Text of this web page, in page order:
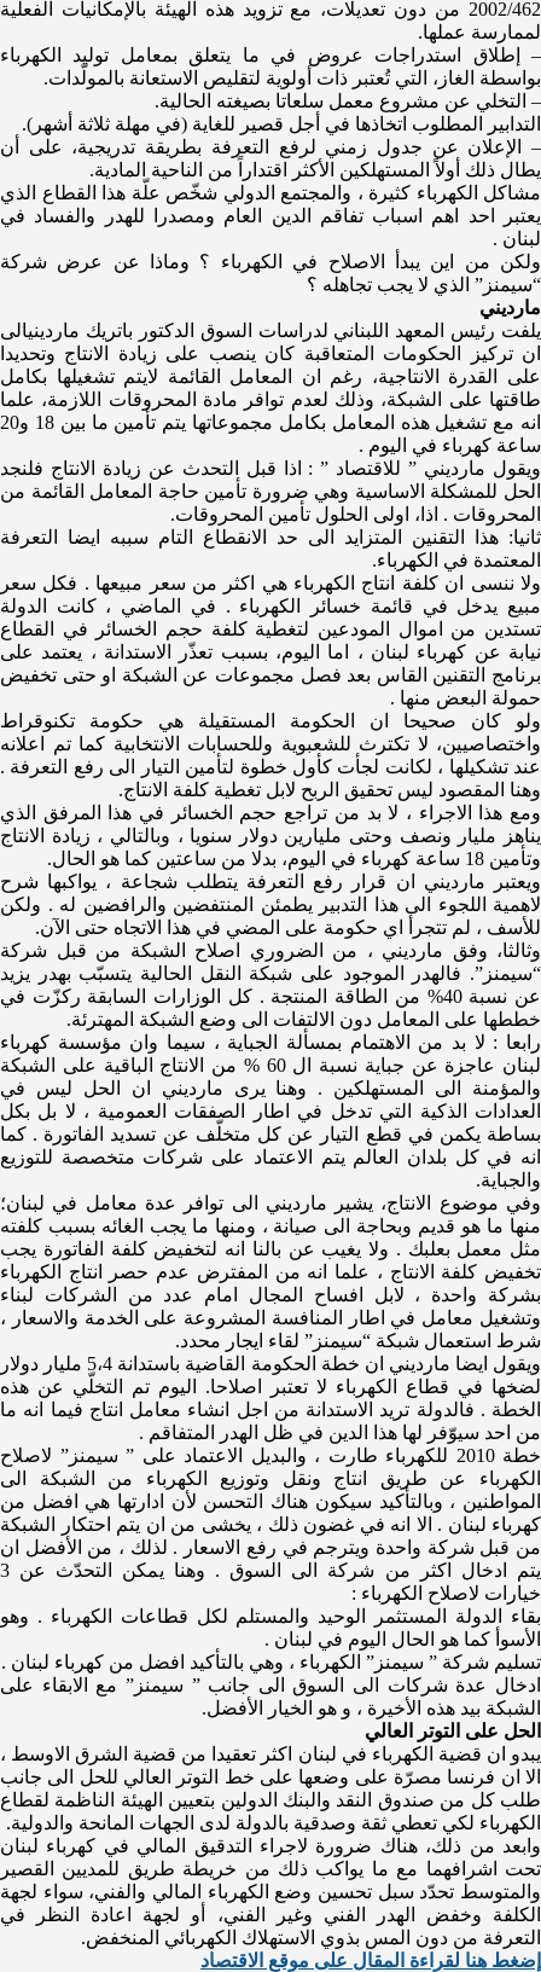
2002/462 من دون تعديلات، مع تزويد هذه الهيئة بالإمكانيات الفعلية
لممارسة عملها.
– إطلاق استدراجات عروض في ما يتعلق بمعامل ​توليد الكهرباء​
بواسطة الغاز، التي تُعتبر ذات أولوية لتقليص الاستعانة بالمولّدات.
– التخلي عن مشروع معمل سلعاتا بصيغته الحالية.
التدابير المطلوب اتخاذها في أجل قصير للغاية (في مهلة ثلاثة أشهر).
– الإعلان عن جدول زمني لرفع التعرفة بطريقة تدريجية، على أن
يطال ذلك أولاً المستهلكين الأكثر اقتداراً من الناحية المادية.
مشاكل الكهرباء كثيرة ، و​المجتمع الدولي​ شخّص علّة هذا القطاع الذي
يعتبر احد اهم اسباب تفاقم الدين العام ومصدرا للهدر والفساد في
لبنان .
ولكن من اين يبدأ الاصلاح في الكهرباء ؟ وماذا عن عرض شركة
“سيمنز” الذي لا يجب تجاهله ؟
مارديني
يلفت رئيس المعهد اللبناني لدراسات السوق الدكتور ​باتريك مارديني​الى
ان تركيز الحكومات المتعاقبة كان ينصب على زيادة الانتاج وتحديدا
على القدرة الانتاجية، رغم ان المعامل القائمة لايتم تشغيلها بكامل
طاقتها على الشبكة، وذلك لعدم توافر مادة ​المحروقات​ اللازمة، علما
انه مع تشغيل هذه المعامل بكامل مجموعاتها يتم تأمين ما بين 18 و20
ساعة كهرباء في اليوم .
ويقول مارديني ” للاقتصاد ” : اذا قبل التحدث عن زيادة الانتاج فلنجد
الحل للمشكلة الاساسية وهي ضرورة تأمين حاجة المعامل القائمة من
المحروقات . اذا، اولى الحلول تأمين المحروقات.
ثانيا: هذا التقنين المتزايد الى حد الانقطاع التام سببه ايضا التعرفة
المعتمدة في الكهرباء.
ولا ننسى ان كلفة ​انتاج الكهرباء​ هي اكثر من سعر مبيعها . فكل سعر
مبيع يدخل في قائمة خسائر الكهرباء . في الماضي ، كانت الدولة
تستدين من اموال المودعين لتغطية كلفة حجم الخسائر في القطاع
نيابة عن كهرباء لبنان ، اما اليوم، بسبب تعذّر الاستدانة ، يعتمد على
برنامج التقنين القاس بعد فصل مجموعات عن الشبكة او حتى تخفيض
حمولة البعض منها .
ولو كان صحيحا ان الحكومة المستقيلة هي حكومة تكنوقراط
واختصاصيين، لا تكترث للشعبوية وللحسابات الانتخابية كما تم اعلانه
عند تشكيلها ، لكانت لجأت كأول خطوة لتأمين التيار الى رفع التعرفة .
وهنا المقصود ليس تحقيق الربح لابل تغطية كلفة الانتاج.
ومع هذا الاجراء ، لا بد من تراجع حجم الخسائر في هذا المرفق الذي
يناهز مليار ونصف وحتى مليارين دولار سنويا ، وبالتالي ، زيادة الانتاج
وتأمين 18 ساعة كهرباء في اليوم، بدلا من ساعتين كما هو الحال.
ويعتبر مارديني ان قرار رفع التعرفة يتطلب شجاعة ، يواكبها شرح
لاهمية اللجوء الى هذا التدبير يطمئن المنتفضين والرافضين له . ولكن
للأسف ، لم تتجرأ اي حكومة على المضي في هذا الاتجاه حتى الآن.
وثالثا، وفق مارديني ، من الضروري اصلاح الشبكة من قبل شركة
“سيمنز”. فالهدر الموجود على شبكة النقل الحالية يتسبّب بهدر يزيد
عن نسبة 40% من الطاقة المنتجة . كل الوزارات السابقة ركزّت في
خططها على المعامل دون الالتفات الى وضع الشبكة المهترئة.
رابعا : لا بد من الاهتمام بمسألة الجباية ، سيما وان مؤسسة كهرباء
لبنان عاجزة عن جباية نسبة ال 60 % من الانتاج الباقية على الشبكة
والمؤمنة الى المستهلكين . وهنا يرى مارديني ان الحل ليس في
العدادات الذكية التي تدخل في اطار الصفقات العمومية ، لا بل بكل
بساطة يكمن في قطع التيار عن كل متخلّف عن تسديد الفاتورة . كما
انه في كل بلدان العالم يتم الاعتماد على شركات متخصصة للتوزيع
والجباية.
وفي موضوع الانتاج، يشير مارديني الى توافر عدة معامل في لبنان؛
منها ما هو قديم وبحاجة الى صيانة ، ومنها ما يجب الغائه بسبب كلفته
مثل معمل بعلبك . ولا يغيب عن بالنا انه لتخفيض كلفة الفاتورة يجب
تخفيض كلفة الانتاج ، علما انه من المفترض عدم حصر انتاج الكهرباء
بشركة واحدة ، لابل افساح المجال امام عدد من الشركات لبناء
وتشغيل معامل في اطار المنافسة المشروعة على الخدمة والاسعار ،
شرط استعمال شبكة “سيمنز” لقاء ايجار محدد.
ويقول ايضا مارديني ان خطة الحكومة القاضية باستدانة 5،4 مليار دولار
لضخها في قطاع الكهرباء لا تعتبر اصلاحا. اليوم تم التخلّي عن هذه
الخطة . فالدولة تريد الاستدانة من اجل انشاء معامل انتاج فيما انه ما
من احد سيوّفر لها هذا الدين في ظل الهدر المتفاقم .
خطة 2010 للكهرباء طارت ، والبديل الاعتماد على ” سيمنز” لاصلاح
الكهرباء عن طريق انتاج ونقل وتوزيع الكهرباء من الشبكة الى
المواطنين ، وبالتأكيد سيكون هناك التحسن لأن ادارتها هي افضل من
كهرباء لبنان . الا انه في غضون ذلك ، يخشى من ان يتم احتكار الشبكة
من قبل شركة واحدة ويترجم في رفع الاسعار . لذلك ، من الأفضل ان
يتم ادخال اكثر من شركة الى السوق . وهنا يمكن التحدّث عن 3
خيارات لاصلاح الكهرباء :
بقاء الدولة المستثمر الوحيد والمستلم لكل قطاعات الكهرباء . وهو
الأسوأ كما هو الحال اليوم في لبنان .
تسليم شركة ” سيمنز” الكهرباء ، وهي بالتأكيد افضل من كهرباء لبنان .
ادخال عدة شركات الى السوق الى جانب ” سيمنز” مع الابقاء على
الشبكة بيد هذه الأخيرة ، و هو الخيار الأفضل.
الحل على التوتر العالي
يبدو ان قضية الكهرباء في لبنان اكثر تعقيدا من قضية ​الشرق الاوسط​ ،
الا ان ​فرنسا​ مصرّة على وضعها على خط التوتر العالي للحل الى جانب
طلب كل من ​صندوق النقد​ والبنك الدولين بتعيين الهيئة الناظمة لقطاع
الكهرباء لكي تعطي ثقة وصدقية بالدولة لدى الجهات المانحة والدولية.
وابعد من ذلك، هناك ضرورة لاجراء التدقيق المالي في كهرباء لبنان
تحت اشرافهما مع ما يواكب ذلك من خريطة طريق للمديين القصير
والمتوسط تحدّد سبل تحسين وضع الكهرباء المالي والفني، سواء لجهة
الكلفة وخفض الهدر الفني وغير الفني، أو لجهة اعادة النظر في
التعرفة من دون المس بذوي الاستهلاك الكهربائي المنخفض.
إضغط هنا لقراءة المقال على موقع الاقتصاد